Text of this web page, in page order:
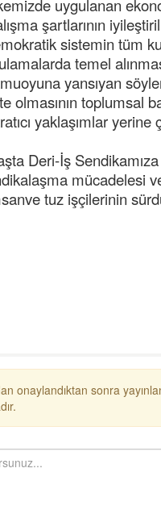
uygulanan
şartlarının
sistemin tüm
temel
yansıyan
toplumsal
yaklaşımlar
Deri-İş
mücadelesi
tuz işçilerinin
onaylandıktan sonra